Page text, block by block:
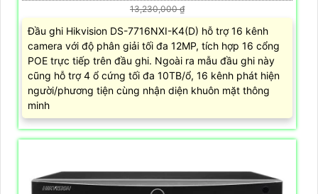
13,230,000 ₫
Đầu ghi Hikvision DS-7716NXI-K4(D) hỗ trợ 16 kênh
camera với độ phân giải tối đa 12MP, tích hợp 16 cổng
POE trực tiếp trên đầu ghi. Ngoài ra mẫu đầu ghi này
cũng hỗ trợ 4 ổ cứng tối đa 10TB/ổ, 16 kênh phát hiện
người/phương tiện cùng nhận diện khuôn mặt thông
minh